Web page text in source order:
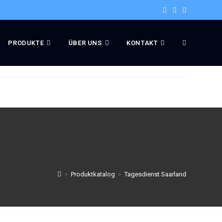
PRODUKTE ÜBER UNS KONTAKT
> Produktkatalog > Tagesdienst Saarland